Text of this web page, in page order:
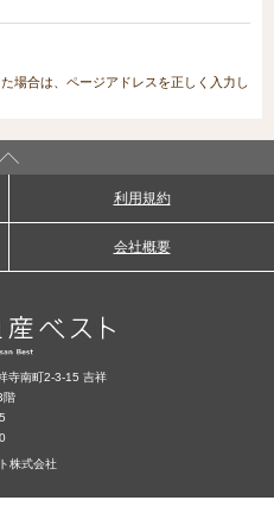
場合は、ページアドレスを正しく入力し
利用規約
会社概要
寺南町2-3-15 吉祥
階
株式会社